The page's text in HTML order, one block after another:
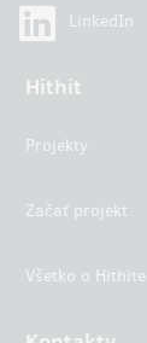
LinkedIn
Hithit
Projekty
Začať projekt
Všetko o Hithite